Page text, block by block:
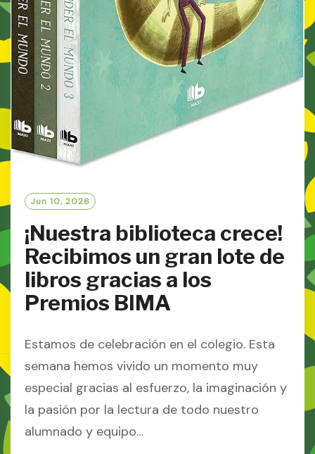
Jun 10, 2026
¡Nuestra biblioteca crece!
Recibimos un gran lote de
libros gracias a los
Premios BIMA
Estamos de celebración en el colegio. Esta
semana hemos vivido un momento muy
especial gracias al esfuerzo, la imaginación y
la pasión por la lectura de todo nuestro
alumnado y equipo…